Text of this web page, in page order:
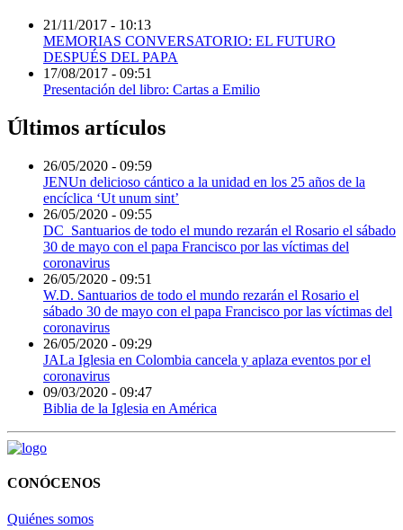
21/11/2017 - 10:13
MEMORIAS CONVERSATORIO: EL FUTURO
DESPUÉS DEL PAPA
17/08/2017 - 09:51
Presentación del libro: Cartas a Emilio
Últimos artículos
26/05/2020 - 09:59
JENUn delicioso cántico a la unidad en los 25 años de la
encíclica ‘Ut unum sint’
26/05/2020 - 09:55
DC_Santuarios de todo el mundo rezarán el Rosario el sábado
30 de mayo con el papa Francisco por las víctimas del
coronavirus
26/05/2020 - 09:51
W.D. Santuarios de todo el mundo rezarán el Rosario el
sábado 30 de mayo con el papa Francisco por las víctimas del
coronavirus
26/05/2020 - 09:29
JALa Iglesia en Colombia cancela y aplaza eventos por el
coronavirus
09/03/2020 - 09:47
Biblia de la Iglesia en América
CONÓCENOS
Quiénes somos